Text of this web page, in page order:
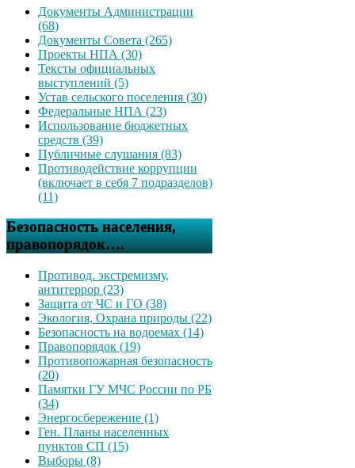
Документы Администрации
(68)
Документы Совета (265)
Проекты НПА (30)
Тексты официальных
выступлений (5)
Устав сельского поселения (30)
Федеральные НПА (23)
Использование бюджетных
средств (39)
Публичные слушания (83)
Противодействие коррупции
(включает в себя 7 подразделов)
(11)
Безопасность населения,
правопорядок….
Противод. экстремизму,
антитеррор (23)
Защита от ЧС и ГО (38)
Экология, Охрана природы (22)
Безопасность на водоемах (14)
Правопорядок (19)
Противопожарная безопасность
(20)
Памятки ГУ МЧС России по РБ
(34)
Энергосбережение (1)
Ген. Планы населенных
пунктов СП (15)
Выборы (8)